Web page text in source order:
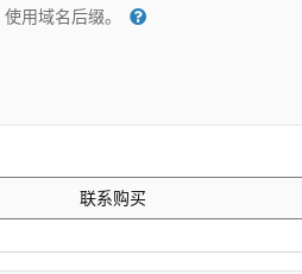
用域名后缀。
联系购买